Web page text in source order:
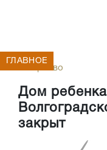
Общество
Дом
закрыт
ГЛАВНОЕ